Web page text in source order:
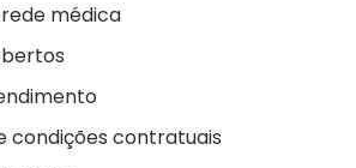
médica
condições contratuais